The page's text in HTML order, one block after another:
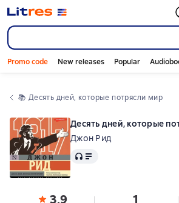
Promo code New releases Popular
📚 Десять дней, которые потрясли мир
Десять дней, которые
Джон Рид
Audio
3,9 1